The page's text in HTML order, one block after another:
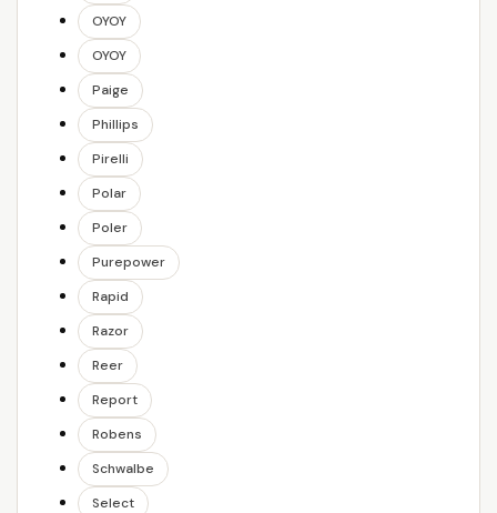
OYOY
OYOY
Paige
Phillips
Pirelli
Polar
Poler
Purepower
Rapid
Razor
Reer
Report
Robens
Schwalbe
Select